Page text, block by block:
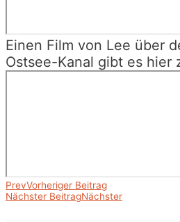
Einen Film von Lee über
Ostsee-Kanal gibt es hier
PrevVorheriger Beitrag
Nächster BeitragNächster